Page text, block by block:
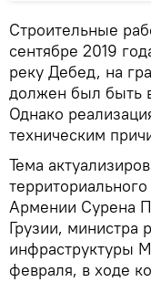
Строительные
сентябре 2019
реку Дебед, на
должен был быть
Однако
техническим
Тема
Армении Сурена
Грузии, министра
инфраструктуры
февраля, в ходе